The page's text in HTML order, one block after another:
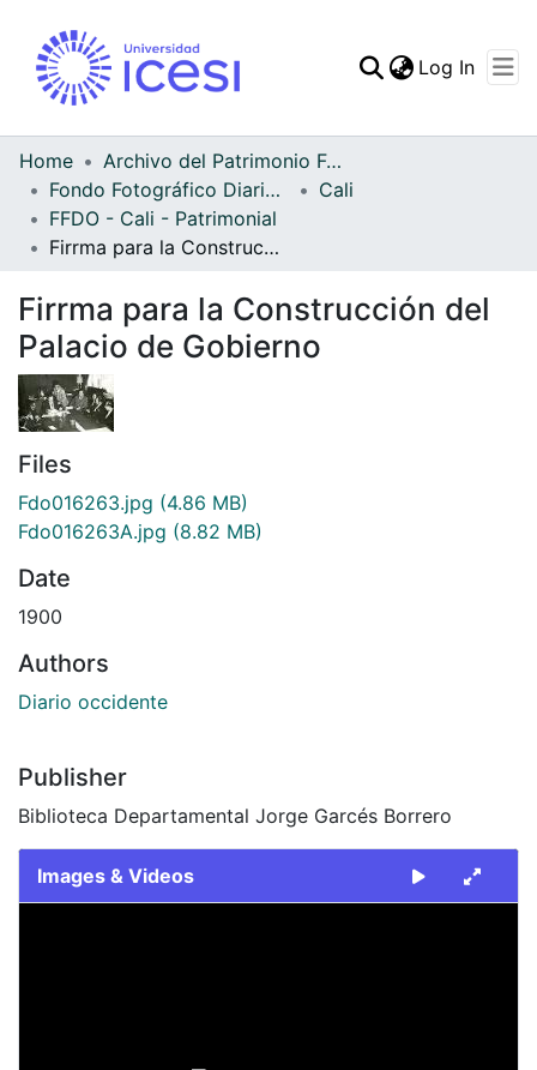
Statistics
Log In
Home
Archivo del Patrimonio Fotográfico y Fílmico del Valle del Cauca
Fondo Fotográfico Diario Occidente
Cali
FFDO - Cali - Patrimonial
Firrma para la Construcción del Palacio de Gobierno
Firrma para la Construcción del
Palacio de Gobierno
Files
Fdo016263.jpg (4.86 MB)
Fdo016263A.jpg (8.82 MB)
Date
1900
Authors
Diario occidente
Publisher
Biblioteca Departamental Jorge Garcés Borrero
Images & Videos